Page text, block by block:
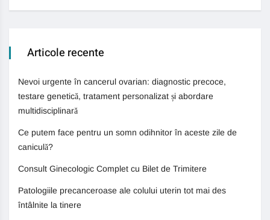
Articole recente
Nevoi urgente în cancerul ovarian: diagnostic precoce,
testare genetică, tratament personalizat și abordare
multidisciplinară
Ce putem face pentru un somn odihnitor în aceste zile de
caniculă?
Consult Ginecologic Complet cu Bilet de Trimitere
Patologiile precanceroase ale colului uterin tot mai des
întâlnite la tinere